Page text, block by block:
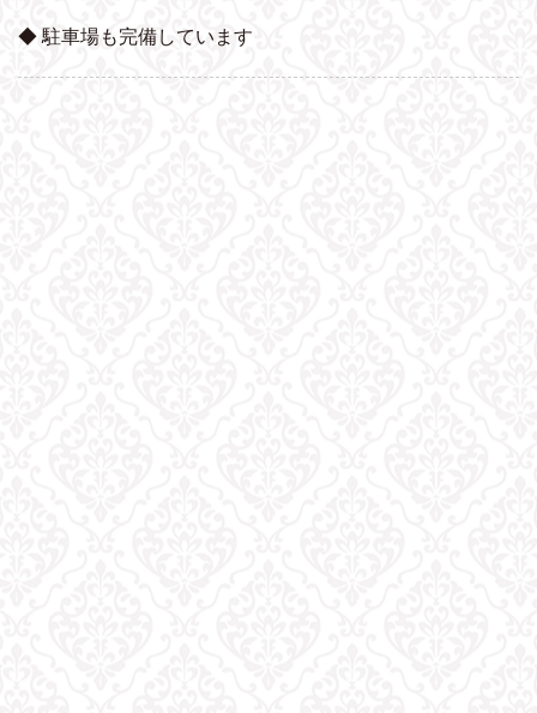
◆ 駐車場も完備しています